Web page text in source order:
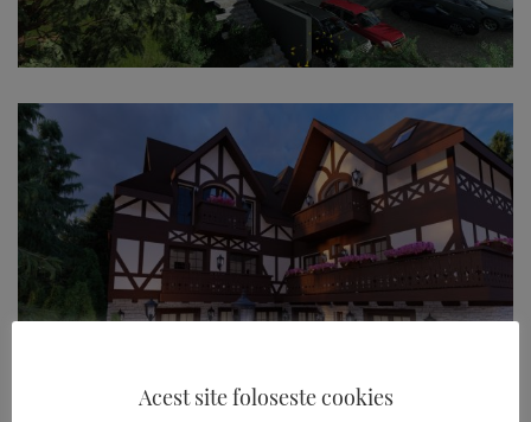
Acest site foloseste cookies